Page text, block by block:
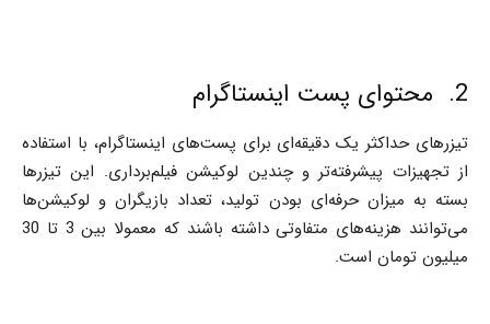
2. محتوای پست اینستاگرام
تیزرهای حداکثر یک دقیقه‌ای برای پست‌های اینستاگرام، با استفاده
از تجهیزات پیشرفته‌تر و چندین لوکیشن فیلم‌برداری. این تیزرها
بسته به میزان حرفه‌ای بودن تولید، تعداد بازیگران و لوکیشن‌ها
می‌توانند هزینه‌های متفاوتی داشته باشند که معمولا بین 3 تا 30
میلیون تومان است.